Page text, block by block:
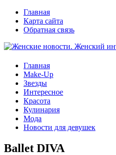
Главная
Карта сайта
Обратная связь
Главная
Make-Up
Звезды
Интересное
Красота
Кулинария
Мода
Новости для девушек
Ballet DIVA